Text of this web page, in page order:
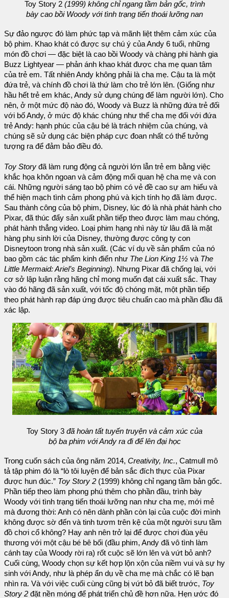
Toy Story 2(1999) không chỉ ngang tầm bản gốc, trình
bày cao bồi Woody với tình trạng tiến thoái lưỡng nan
Sự đảo ngược đó làm phức tạp và mãnh liệt thêm cảm xúc của
bộ phim. Khao khát có được sự chú ý của Andy 6 tuổi, những
món đồ chơi — đặc biệt là cao bồi Woody và chàng phi hành gia
Buzz Lightyear — phản ánh khao khát được cha mẹ quan tâm
của trẻ em. Tất nhiên Andy không phải là cha mẹ. Cậu ta là một
đứa trẻ, và chính đồ chơi là thứ làm cho trẻ lớn lên. (Giống như
hầu hết trẻ em khác, Andy sử dụng chúng để làm người lớn). Cho
nên, ở một mức độ nào đó, Woody và Buzz là những đứa trẻ đối
với bố Andy, ở mức độ khác chúng như thể cha mẹ đối với đứa
trẻ Andy: hạnh phúc của cậu bé là trách nhiệm của chúng, và
chúng sẽ sử dụng các biện pháp cực đoan nhất có thể tưởng
tượng ra để đảm bảo điều đó.
Toy Story đã làm rung động cả người lớn lẫn trẻ em bằng việc
khắc họa khôn ngoan và cảm động mối quan hệ cha mẹ và con
cái. Những người sáng tạo bộ phim có vẻ đề cao sự am hiểu và
thể hiện mạch tình cảm phong phú và kịch tính họ đã làm được.
Sau thành công của bộ phim, Disney, lúc đó là nhà phát hành cho
Pixar, đã thúc đẩy sản xuất phần tiếp theo được làm mau chóng,
phát hành thẳng video. Loại phim hạng nhì này từ lâu đã là mặt
hàng phụ sinh lời của Disney, thường được công ty con
Disneytoon trong nhà sản xuất. (Các ví dụ về sản phẩm của nó
bao gồm các tác phẩm kinh điển như The Lion King 1½ và The
Little Mermaid: Ariel’s Beginning). Nhưng Pixar đã chống lại, với
cơ sở lập luận rằng hãng chỉ mong muốn đạt cái xuất sắc. Thay
vào đó hãng đã sản xuất, với tốc độ chóng mặt, một phần tiếp
theo phát hành rạp đáp ứng được tiêu chuẩn cao mà phần đầu đã
xác lập.
Toy Story 3 đã hoàn tấttuyến truyện và cảm xúc của
bộ ba phim với Andy ra điđể lên đại học
Trong cuốn sách của ông năm 2014, Creativity, Inc., Catmull mô
tả tập phim đó là “lò tôi luyện để bản sắc đích thực của Pixar
được hun đúc.” Toy Story 2 (1999) không chỉ ngang tầm bản gốc.
Phần tiếp theo làm phong phú thêm cho phần đầu, trình bày
Woody với tình trạng tiến thoái lưỡng nan như cha mẹ, mới mẻ
mà đương thời: Anh có nên dành phần còn lại của cuộc đời mình
không được sờ đến và tinh tươm trên kệ của một người sưu tầm
đồ chơi cổ không? Hay anh nên trở lại để được chơi đùa yêu
thương với một cậu bé bê bối (đầu phim, Andy đã vô tình làm
cánh tay của Woody rời ra) rốt cuộc sẽ lớn lên và vứt bỏ anh?
Cuối cùng, Woody chọn sự kết hợp lộn xộn của niềm vui và sự hy
sinh với Andy, như là phép ẩn dụ về cha mẹ mà chắc có lẽ bạn
nhìn ra. Và với việc cuối cùng cũng bị vứt bỏ đã biết trước, Toy
Story 2 đặt nền móng để phát triển chủ đề hơn nữa. Hẹn ước đó